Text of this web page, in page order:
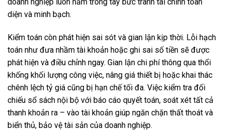
diện và minh bạch.
Kiểm toán còn phát hiện sai sót và gian lận kịp thời. Lỗi hạch
toán như đưa nhầm tài khoản hoặc ghi sai số tiền sẽ được
phát hiện và điều chỉnh ngay. Gian lận chi phí thông qua thổi
khống khối lượng công việc, nâng giá thiết bị hoặc khai thác
chênh lệch tỷ giá cũng bị hạn chế tối đa. Việc kiểm tra đối
chiếu sổ sách nội bộ với báo cáo quyết toán, soát xét tất cả
thanh khoản ra – vào tài khoản giúp ngăn chặn thất thoát và
biển thủ, bảo vệ tài sản của doanh nghiệp.